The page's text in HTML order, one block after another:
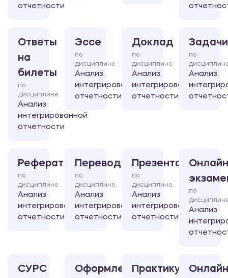
отчетности
Ответы
на
билеты
по
дисциплине
Анализ
интегрированной
отчетности
Эссе
по
дисциплине
Анализ
интегрированной
отчетности
Доклад
по
дисциплине
Анализ
интегрированной
отчетности
Задачи
по
Анализ
Реферат
по
дисциплине
Анализ
интегрированной
отчетности
Перевод
по
дисциплине
Анализ
интегрированной
отчетности
Презентация
по
дисциплине
Анализ
интегрированной
отчетности
по
Анализ
СУРС
ОформлениеПрактикум